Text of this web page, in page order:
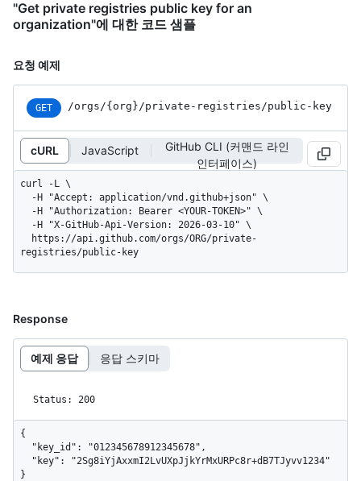
"Get private registries public key for an
organization"에 대한 코드 샘플
요청 예제
GET /orgs /{org} /private-registries /public-key
cURL JavaScript
GitHub CLI (커맨드 라인
인터페이스)
curl -L \
registries/public-key
Response
예제 응답 응답 스키마
Status: 200
{
}